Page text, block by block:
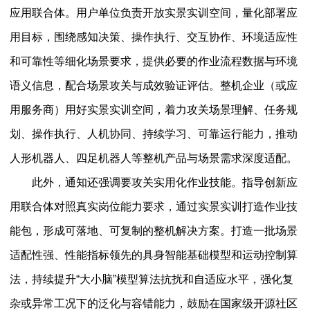
应用联合体。用户单位负责开放实景实训空间，量化部署应
用目标，围绕感知决策、操作执行、交互协作、环境适应性
和可靠性等细化场景要求，提供必要的作业流程数据与环境
语义信息，配合场景攻关与成效验证评估。整机企业（或应
用服务商）用好实景实训空间，着力攻关场景理解、任务规
划、操作执行、人机协同、持续学习、可靠运行能力，推动
人形机器人、四足机器人等整机产品与场景需求深度适配。
此外，通知还强调要攻关实用化作业技能。指导创新应
用联合体对照真实岗位能力要求，通过实景实训打造作业技
能包，形成可落地、可复制的整机解决方案。打造一批场景
适配性强、性能指标领先的具身智能基础模型和运动控制算
法，持续提升“大小脑”模型算法抗扰和自适应水平，强化复
杂或异常工况下的泛化与容错能力，鼓励在国家级开源社区